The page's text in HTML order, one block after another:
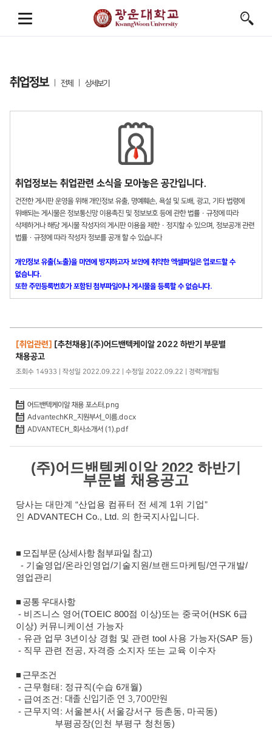
취업정보 전체 상세보기
취업정보는 취업관련 소식을 모아놓은 공간입니다.
건전한 게시판 운영을 위해 개인정보 유출, 명예훼손, 욕설 및 도배, 광고, 기타 법령에
위배되는 게시물은 정보통신망 이용촉진 및 정보보호 등에 관한 법률 · 규정에 따라
삭제하거나 해당 게시물 작성자의 게시판 이용을 제한 · 정지할 수 있으며, 정보공개 관련
법률 · 규정에 따라 작성자 정보를 공개 할 수 있습니다
개인정보 유출(노출)을 미연에 방지하고자 보안에 취약한 엑셀파일은 업로드할 수
없습니다.
또한 주민등록번호가 포함된 첨부파일이나 게시물을 등록할 수 없습니다.
[취업관련] [추천채용](주)어드밴텍케이알 2022 하반기 부문별
채용공고
조회수 14933 | 작성일 2022.09.22 | 수정일 2022.09.22 | 경력개발팀
어드밴텍케이알 채용 포스터.png
AdvantechKR_지원부서_이름.docx
ADVANTECH_회사소개서 (1).pdf
(주)어드밴텍케이알 2022 하반기
부문별 채용공고
당사는 대만계 “산업용 컴퓨터 전 세계 1 위 기업”
인
ADVANTECH Co., Ltd. 의 한국지사입니다.
■ 모집부문 (상세사항 첨부파일 참고)
- 기술영업/온라인영업/기술지원/브랜드마케팅/연구개발/
영업관리
■ 공통 우대사항
- 비즈니스 영어(TOEIC 800점 이상)또는 중국어(HSK 6급
이상) 커뮤니케이션 가능자
- 유관 업무 3년이상 경험 및 관련 tool 사용 가능자(SAP 등)
- 직무 관련 전공, 자격증 소지자 또는 교육 이수자
■ 근무조건
- 근무형태: 정규직(수습 6개월)
- 급여조건:대졸 신입기준 연 3,700만원
- 근무지역: 서울본사( 서울강서구 등촌동, 마곡동)
부평공장(인천 부평구 청천동)